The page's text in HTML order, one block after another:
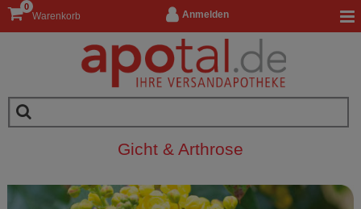
Anmelden
Warenkorb
0
Gicht & Arthrose